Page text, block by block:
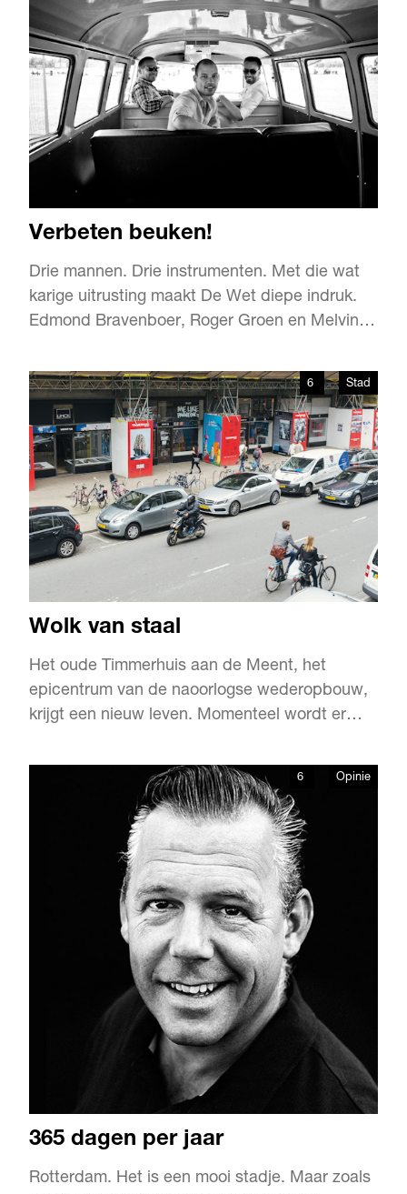
Verbeten beuken!
Drie mannen. Drie instrumenten. Met die wat
karige uitrusting maakt De Wet diepe indruk.
Edmond Bravenboer, Roger Groen en Melvin
tomeloze energie bestormen ze lokale en
nationale radiostations, kleinere podia en
regionale festivals. Maar daarmee is de kous
niet af. Wie deze Rotterdams…
6 Stad
Wolk van staal
Het oude Timmerhuis aan de Meent, het
epicentrum van de naoorlogse wederopbouw,
krijgt een nieuw leven. Momenteel wordt er
Koolhaas, zodat er in het najaar van 2015 op
deze historische plek ruimte is voor winkels,
horeca, kantoren en koopappartementen. Tot
die tijd geldt: géén ordinair bouwh…
6 Opinie
365 dagen per jaar
Rotterdam. Het is een mooi stadje. Maar zoals